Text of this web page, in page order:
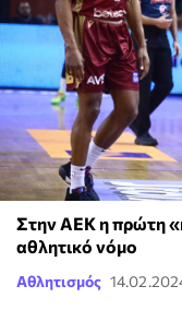
Στην ΑΕΚ η πρώτη
αθλητικό νόμο
Αθλητισμός